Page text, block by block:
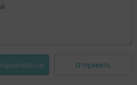
Отправить